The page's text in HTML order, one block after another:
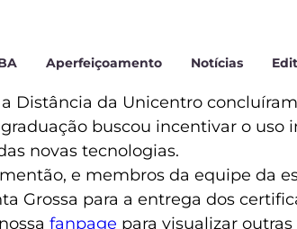
Aperfeiçoamento Notícias
Distância da Unicentro
buscou incentivar o
novas tecnologias.
e membros da equipe da
Grossa para a entrega dos
fanpage para visualizar outras